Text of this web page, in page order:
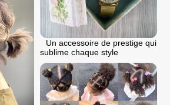
Un accessoire de prestige qui
sublime chaque style